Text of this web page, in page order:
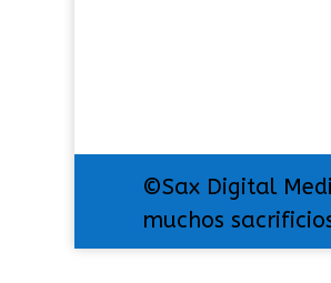
©Sax Digital
muchos